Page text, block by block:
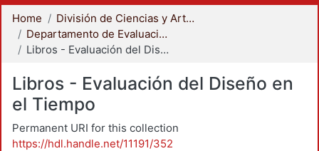
Home
División de Ciencias y Artes para el Diseño
Departamento de Evaluación del Diseño en el Tiempo
Libros - Evaluación del Diseño en el Tiempo
Libros - Evaluación del Diseño en
el Tiempo
Permanent URI for this collection
https://hdl.handle.net/11191/352